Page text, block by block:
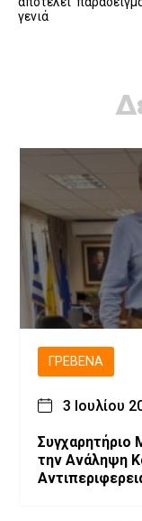
γενιά
ΓΡΕΒΕΝΆ
3 Ιουλίου
Συγχαρητήριο
την Ανάληψη